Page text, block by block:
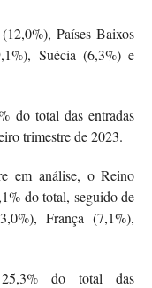
Países Baixos
Suécia (6,3%) e
do total das entradas
trimestre de 2023.
em análise, o Reino
do total, seguido de
França (7,1%),
25,3% do total das